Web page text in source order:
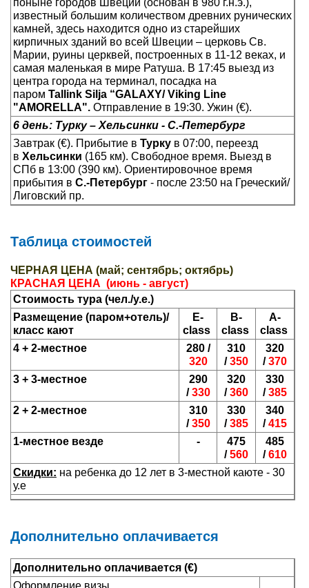
поныне городов Швеции (основан в 980 г.н.э.),
известный большим количеством древних рунических
камней, здесь находится одно из старейших
кирпичных зданий во всей Швеции – церковь Св.
Марии, руины церквей, построенных в 11-12 веках, и
самая маленькая в мире Ратуша. В 17:45 выезд из
центра города на терминал, посадка на
паром Tallink Silja “GALAXY/ Viking Line
"AMORELLA". Отправление в 19:30. Ужин (€).
6 день: Турку – Хельсинки - С.-Петербург
Завтрак (€). Прибытие в Турку в 07:00, переезд
в Хельсинки (165 км). Свободное время. Выезд в
СПб в 13:00 (390 км). Ориентировочное время
прибытия в С.-Петербург - после 23:50 на Греческий/
Лиговский пр.
Таблица стоимостей
ЧЕРНАЯ ЦЕНА (май; сентябрь; октябрь)
КРАСНАЯ ЦЕНА (июнь - август)
Стоимость тура (чел./у.е.)
Размещение (паром+отель)/
класс кают
E-
class
B-
class
A-
class
4 + 2-местное
280 /
320
310
/350
320
/370
3 + 3-местное
290
/330
320
/360
330
/385
2 + 2-местное
310
/350
330
/385
340
/415
1-местное везде
-
475
/560
485
/610
Скидки: на ребенка до 12 лет в 3-местной каюте - 30
у.е
Дополнительно оплачивается
Дополнительно оплачивается (€)
Оформление визы